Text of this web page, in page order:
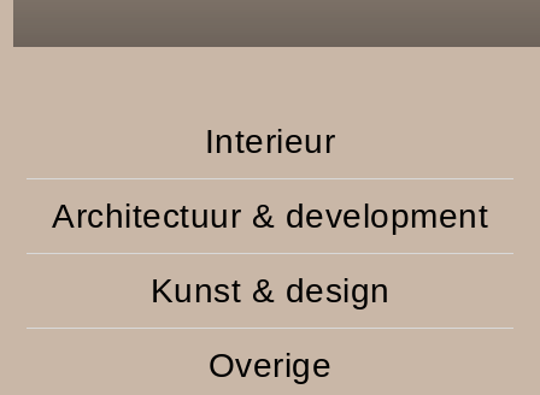
Interieur
Architectuur & development
Kunst & design
Overige